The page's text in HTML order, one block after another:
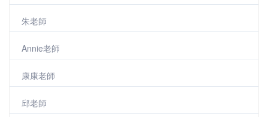
朱老師
Annie老師
康康老師
邱老師